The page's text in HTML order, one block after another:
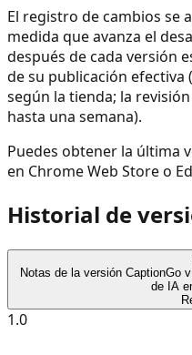
El registro de cambios se
medida que avanza el
después de cada versión
de su publicación efectiva
según la tienda; la
hasta una semana).
Puedes obtener la última
en Chrome Web Store o
Historial de
Notas de la versión CaptionGo
de IA
1.0